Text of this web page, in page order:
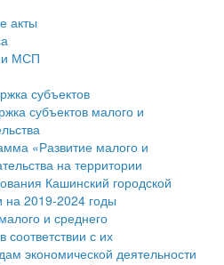
области
муниципального округа
ранее учтенных
субъектов малого и
акты
МСП
субъектов
субъектов малого и
«Развитие малого и
на территории
Кашинский городской
на 2019-2024 годы
и среднего
соответствии с их
экономической деятельности